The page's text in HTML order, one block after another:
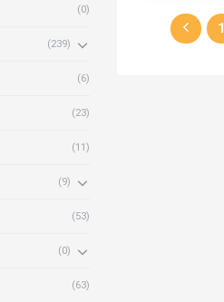
(0)
(239)
(6)
(23)
(11)
(9)
(53)
(0)
(63)
1